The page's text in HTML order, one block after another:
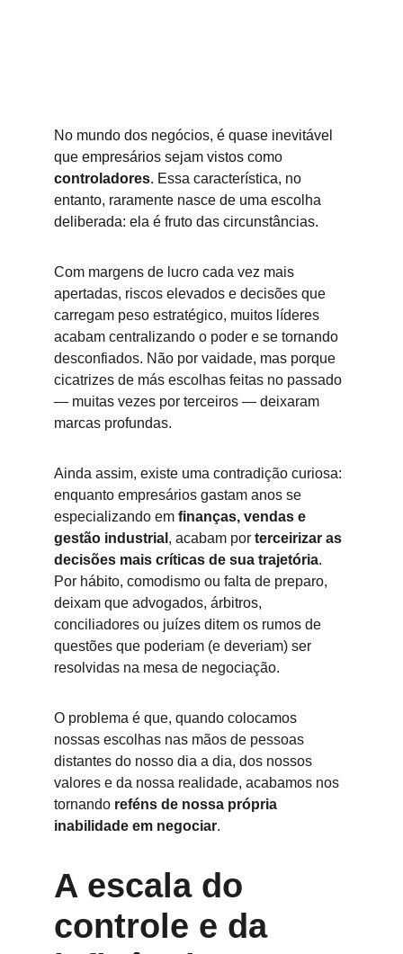
No mundo dos negócios, é quase inevitável
que empresários sejam vistos como
controladores. Essa característica, no
entanto, raramente nasce de uma escolha
deliberada: ela é fruto das circunstâncias.
Com margens de lucro cada vez mais
apertadas, riscos elevados e decisões que
carregam peso estratégico, muitos líderes
acabam centralizando o poder e se tornando
desconfiados. Não por vaidade, mas porque
cicatrizes de más escolhas feitas no passado
— muitas vezes por terceiros — deixaram
marcas profundas.
Ainda assim, existe uma contradição curiosa:
enquanto empresários gastam anos se
especializando em finanças, vendas e
gestão industrial , acabam por terceirizar as
decisões mais críticas de sua trajetória.
Por hábito, comodismo ou falta de preparo,
deixam que advogados, árbitros,
conciliadores ou juízes ditem os rumos de
questões que poderiam (e deveriam) ser
resolvidas na mesa de negociação.
O problema é que, quando colocamos
nossas escolhas nas mãos de pessoas
distantes do nosso dia a dia, dos nossos
valores e da nossa realidade, acabamos nos
tornando reféns de nossa própria
inabilidade em negociar.
A escala do
controle e da